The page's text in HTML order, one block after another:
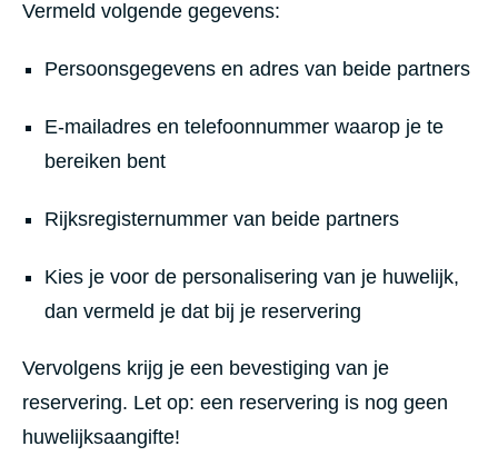
Vermeld volgende gegevens:
Persoonsgegevens en adres van beide partners
E-mailadres en telefoonnummer waarop je te
bereiken bent
Rijksregisternummer van beide partners
Kies je voor de personalisering van je huwelijk,
dan vermeld je dat bij je reservering
Vervolgens krijg je een bevestiging van je
reservering. Let op: een reservering is nog geen
huwelijksaangifte!